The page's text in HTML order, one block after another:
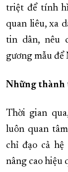
triệt để tính
quan liêu, xa
tin dân, nêu
gương mẫu để
Những thành
Thời gian
luôn quan
chỉ đạo cả
nâng cao hiệu